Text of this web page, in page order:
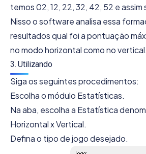
temos 02, 12, 22, 32, 42, 52 e
Nisso o software analisa essa
resultados qual foi a pontuação
no modo horizontal como no vertical.
3. Utilizando
Siga os seguintes procedimentos:
Escolha o módulo Estatísticas.
Na aba, escolha a Estatística
Horizontal x Vertical.
Defina o tipo de jogo desejado.